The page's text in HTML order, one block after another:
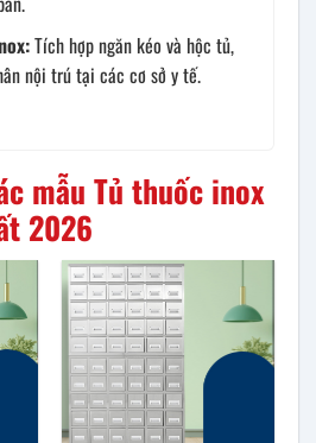
Tích hợp ngăn kéo và hộc tủ,
nội trú tại các cơ sở y tế.
mẫu Tủ thuốc inox
2026